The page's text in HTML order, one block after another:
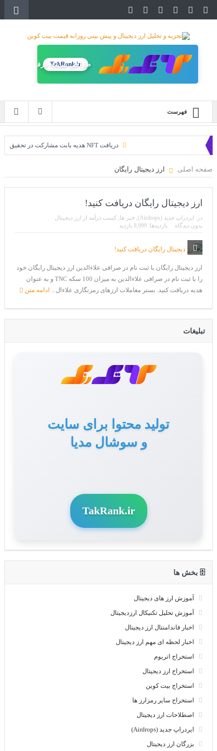
طراحی سایت حرفه‌ای
TakRank.ir
فهرست
دریافت NFT هدیه بابت مشارکت در تحقیق
سه ایردراپ عالی برای این ماه
CoinEx سریع ترین برند درحال رشد در خدمات مالی!
ورود 254 نهنگ جدید به بازار بیت کوین
ایردراپ رمزارز Morpher (MPH)
صفحه اصلی ارز دیجیتال رایگان
ارز دیجیتال رایگان دریافت کنید!
در: ایردراپ جدید (Airdrops) , خبر ها, کسب درآمد از ارز دیجیتال
بدون دیدگاه
بازدیدها: 8,999 بازدید
ارز دیجیتال رایگان با ثبت نام در صرافی علاءالدین ارز دیجیتال رایگان خود
را با ثبت نام در صرافی علاءالدین به میزان 100 سکه TNC و به عنوان
هدیه دریافت کنید. بستر معاملات ارزهای رمزنگاری علاءال...
ادامه متن
تبلیغات
تولید محتوا برای سایت
و سوشال مدیا
TakRank.ir
🗄 بخش ها
آموزش ارز های دیجیتال
آموزش تحلیل تکنیکال ارزدیجیتال
اخبار فاندامنتال ارز دیجیتال
اخبار لحظه ای مهم ارز دیجیتال
استخراج اتریوم
استخراج ارز دیجیتال
استخراج بیت کوین
استخراج سایر رمزارز ها
اصطلاحات ارز دیجیتال
ایردراپ جدید (Airdrops)
بزرگان ارز دیجیتال